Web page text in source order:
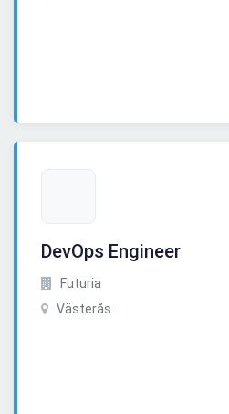
DevOps Engineer
Futuria
Västerås